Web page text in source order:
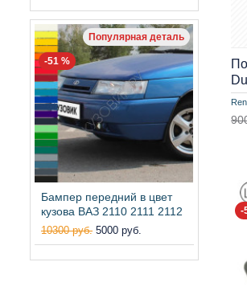
Популярная деталь
-51 %
Бампер передний в цвет
кузова ВАЗ 2110 2111 2112
10300 руб. 5000 руб.
-